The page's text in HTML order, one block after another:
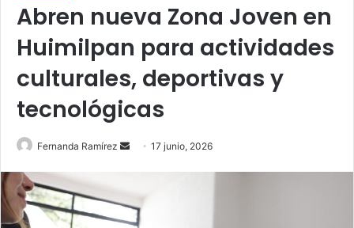
Abren nueva Zona Joven en
Huimilpan para actividades
culturales, deportivas y
tecnológicas
Fernanda Ramírez
Send17 junio, 2026